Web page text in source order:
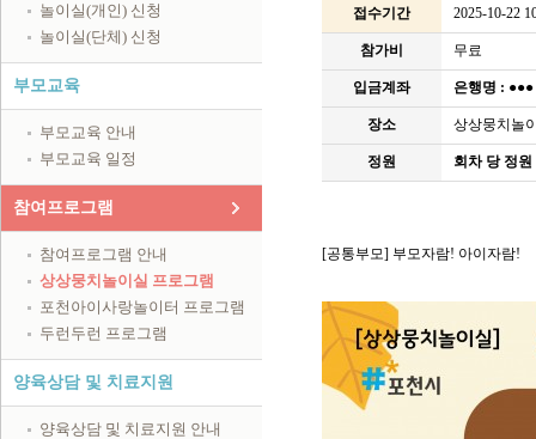
놀이실(개인) 신청
놀이실(단체) 신청
부모교육
부모교육 안내
부모교육 일정
참여프로그램
참여프로그램 안내
상상뭉치놀이실 프로그램
포천아이사랑놀이터 프로그램
두런두런 프로그램
양육상담 및 치료지원
양육상담 및 치료지원 안내
접수기간 2025-10-22
참가비 무료
입금계좌 은행명 :
장소 상상뭉치놀
정원 회차 당 정원
[공통부모] 부모자람! 아이자람!